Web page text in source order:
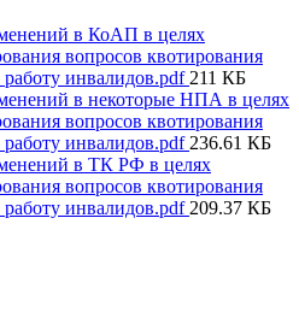
в КоАП в целях
вопросов квотирования
инвалидов.pdf 211 КБ
в некоторые НПА в целях
вопросов квотирования
инвалидов.pdf 236.61 КБ
в ТК РФ в целях
вопросов квотирования
инвалидов.pdf 209.37 КБ